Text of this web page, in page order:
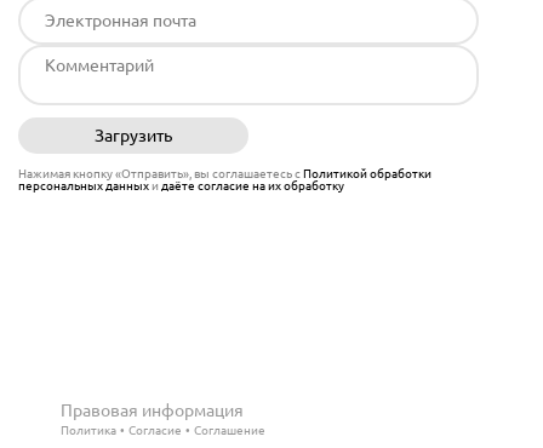
Загрузить
Нажимая кнопку «Отправить», вы соглашаетесь сПолитикой обработки
персональных данныхи даёте согласие на их обработку
Правовая информация
Политика Согласие Соглашение